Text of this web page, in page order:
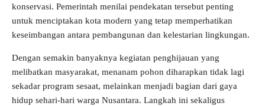
konservasi. Pemerintah menilai pendekatan tersebut penting
untuk menciptakan kota modern yang tetap memperhatikan
keseimbangan antara pembangunan dan kelestarian lingkungan.
Dengan semakin banyaknya kegiatan penghijauan yang
melibatkan masyarakat, menanam pohon diharapkan tidak lagi
sekadar program sesaat, melainkan menjadi bagian dari gaya
hidup sehari-hari warga Nusantara. Langkah ini sekaligus